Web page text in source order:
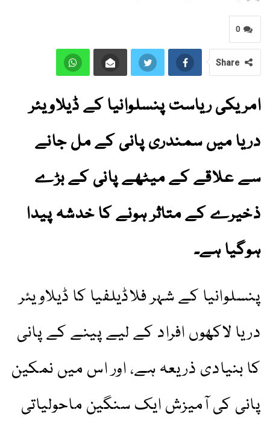
0
Share
امریکی ریاست پنسلوانیا کے ڈیلاویئر
دریا میں سمندری پانی کے مل جانے
سے علاقے کے میٹھے پانی کے بڑے
ذخیرے کے متاثر ہونے کا خدشہ پیدا
ہوگیا ہے۔
پنسلوانیا کے شہر فلاڈیلفیا کا ڈیلاویئر
دریا لاکھوں افراد کے لیے پینے کے پانی
کا بنیادی ذریعہ ہے، اور اس میں نمکین
پانی کی آمیزش ایک سنگین ماحولیاتی